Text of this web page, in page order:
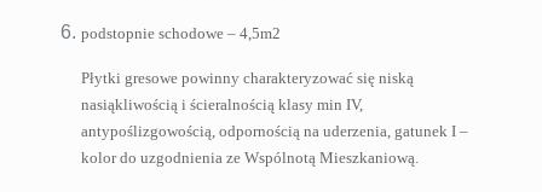
podstopnie schodowe – 4,5m2
Płytki gresowe powinny charakteryzować się niską
nasiąkliwością i ścieralnością klasy min IV,
antypoślizgowością, odpornością na uderzenia, gatunek I –
kolor do uzgodnienia ze Wspólnotą Mieszkaniową.